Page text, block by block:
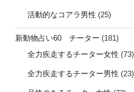
活動的なコアラ男性 (25)
新動物占い60 チーター (181)
全力疾走するチーター女性 (73)
全力疾走するチーター男性 (23)